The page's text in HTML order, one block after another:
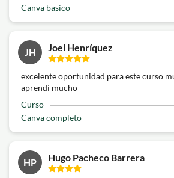
Canva basico
JH Joel Henríquez
excelente oportunidad para este curso
aprendí mucho
Curso
Canva completo
HP Hugo Pacheco Barrera